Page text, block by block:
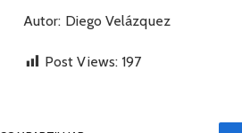
Autor: Diego Velázquez
Post Views: 197